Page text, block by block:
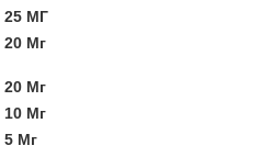
25 МГ
20 Мг
20 Мг
10 Мг
5 Мг